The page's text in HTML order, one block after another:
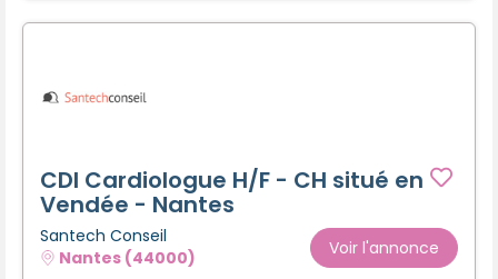
CDI Cardiologue H/F - CH situé en
Vendée - Nantes
Santech Conseil
Nantes (44000)
Voir l'annonce